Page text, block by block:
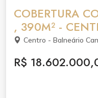
COBERTURA
, 390M² -
Centro - Balneário
R$